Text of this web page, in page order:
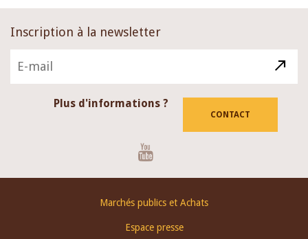
Inscription à la newsletter
Plus d'informations ?
CONTACT
Marchés publics et Achats
Espace presse